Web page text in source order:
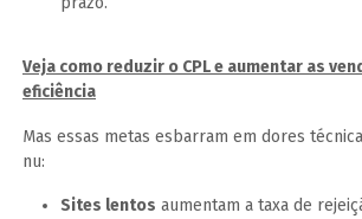
Veja como reduzir o CPL e aumentar as
eficiência
Mas essas metas esbarram em dores
nu:
Sites lentos aumentam a taxa de